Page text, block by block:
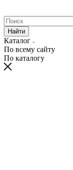
Найти
Каталог
По всему сайту
По каталогу